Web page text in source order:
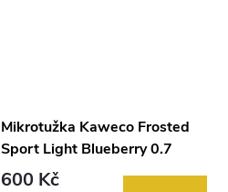
Mikrotužka Kaweco Frosted
Sport Light Blueberry 0.7
600 Kč